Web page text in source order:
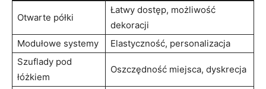
Otwarte półki
Łatwy dostęp, możliwość
dekoracji
Modułowe systemy
Elastyczność, personalizacja
Szuflady pod
łóżkiem
Oszczędność miejsca, dyskrecja